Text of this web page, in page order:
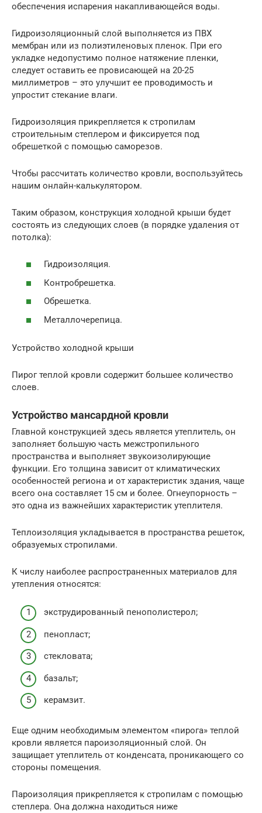
обеспечения испарения накапливающейся воды.
Гидроизоляционный слой выполняется из ПВХ
мембран или из полиэтиленовых пленок. При его
укладке недопустимо полное натяжение пленки,
следует оставить ее провисающей на 20-25
миллиметров – это улучшит ее проводимость и
упростит стекание влаги.
Гидроизоляция прикрепляется к стропилам
строительным степлером и фиксируется под
обрешеткой с помощью саморезов.
Чтобы рассчитать количество кровли, воспользуйтесь
нашим онлайн-калькулятором.
Таким образом, конструкция холодной крыши будет
состоять из следующих слоев (в порядке удаления от
потолка):
Гидроизоляция.
Контробрешетка.
Обрешетка.
Металлочерепица.
Устройство холодной крыши
Пирог теплой кровли содержит большее количество
слоев.
Устройство мансардной кровли
Главной конструкцией здесь является утеплитель, он
заполняет большую часть межстропильного
пространства и выполняет звукоизолирующие
функции. Его толщина зависит от климатических
особенностей региона и от характеристик здания, чаще
всего она составляет 15 см и более. Огнеупорность –
это одна из важнейших характеристик утеплителя.
Теплоизоляция укладывается в пространства решеток,
образуемых стропилами.
К числу наиболее распространенных материалов для
утепления относятся:
экструдированный пенополистерол;
пенопласт;
стекловата;
базальт;
керамзит.
Еще одним необходимым элементом «пирога» теплой
кровли является пароизоляционный слой. Он
защищает утеплитель от конденсата, проникающего со
стороны помещения.
Пароизоляция прикрепляется к стропилам с помощью
степлера. Она должна находиться ниже